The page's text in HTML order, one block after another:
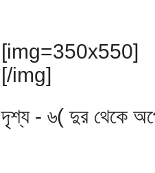
[img=350x550]
[/img]
দৃশ্য - ৬( দুর থেকে